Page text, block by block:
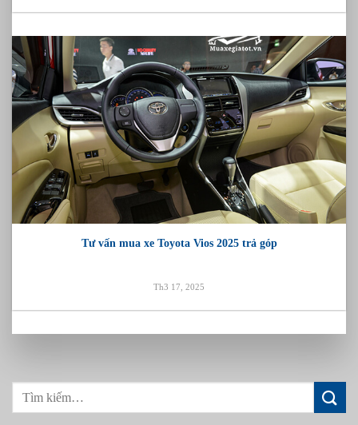
Tư vấn mua xe Toyota Vios 2025 trả góp
Th3 17, 2025